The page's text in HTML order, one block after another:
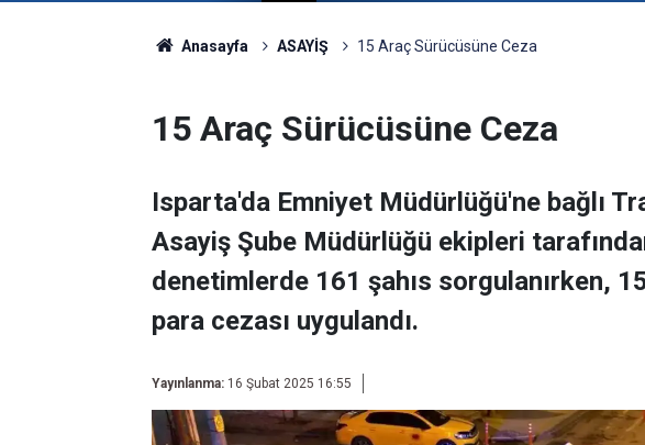
Anasayfa ASAYİŞ 15 Araç Sürücüsüne Ceza
15 Araç Sürücüsüne Ceza
Isparta'da Emniyet Müdürlüğü'ne bağlı
Asayiş Şube Müdürlüğü ekipleri
denetimlerde 161 şahıs sorgulanırken,
para cezası uygulandı.
Yayınlanma: 16 Şubat 2025 16:55